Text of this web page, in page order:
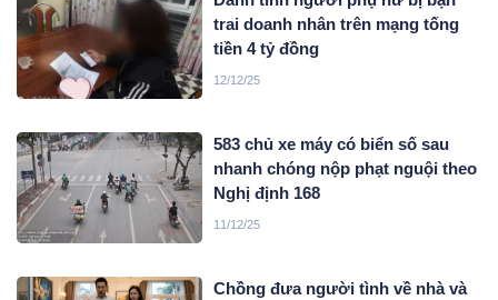
trai doanh nhân trên mạng tống
tiền 4 tỷ đồng
12/12/25
583 chủ xe máy có biển số sau
nhanh chóng nộp phạt nguội theo
Nghị định 168
11/12/25
Chồng đưa người tình về nhà và